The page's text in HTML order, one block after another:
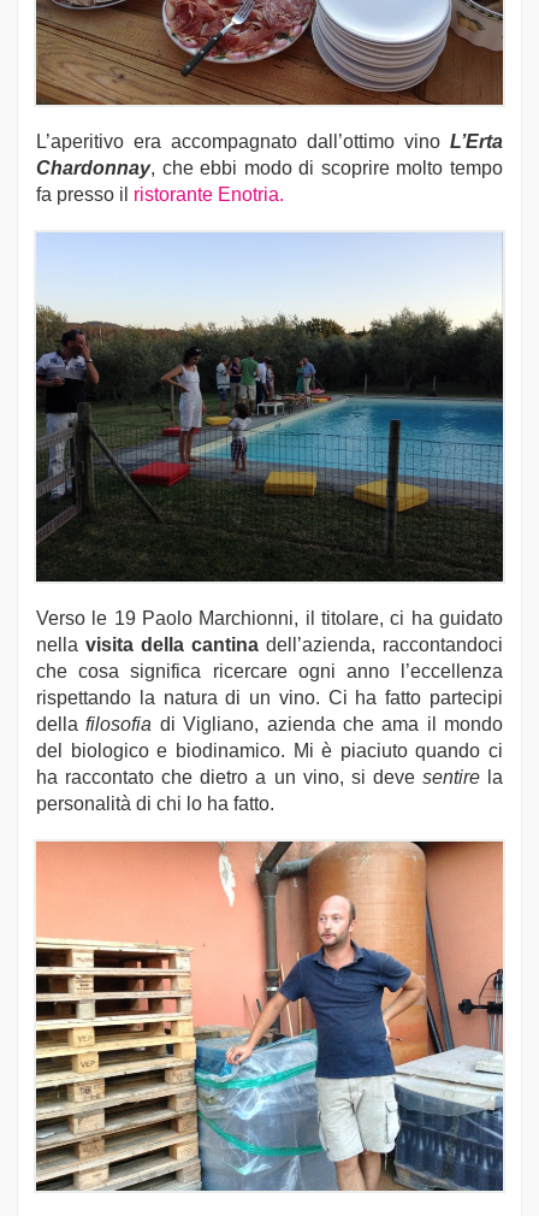
L’aperitivo era accompagnato dall’ottimo vino L’Erta
Chardonnay, che ebbi modo di scoprire molto tempo
fa presso il ristorante Enotria.
Verso le 19 Paolo Marchionni, il titolare, ci ha guidato
nella visita della cantina dell’azienda, raccontandoci
che cosa significa ricercare ogni anno l’eccellenza
rispettando la natura di un vino. Ci ha fatto partecipi
della filosofia di Vigliano, azienda che ama il mondo
del biologico e biodinamico. Mi è piaciuto quando ci
ha raccontato che dietro a un vino, si devesentirela
personalità di chi lo ha fatto.